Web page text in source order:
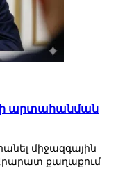
արտահանման
միջազգային
Արարատ քաղաքում